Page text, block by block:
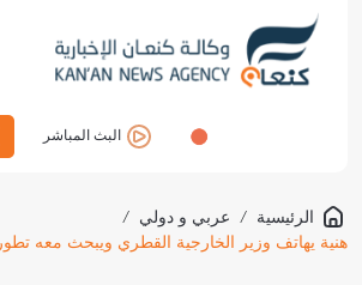
البث المباشر
الرئيسية / عربي و دولي
/
هنية يهاتف وزير الخارجية القطري ويبحث معه